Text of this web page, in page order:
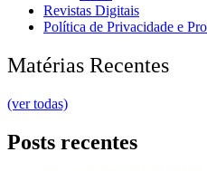
Revistas Digitais
Política de Privacidade e
Matérias Recentes
(ver todas)
Posts recentes